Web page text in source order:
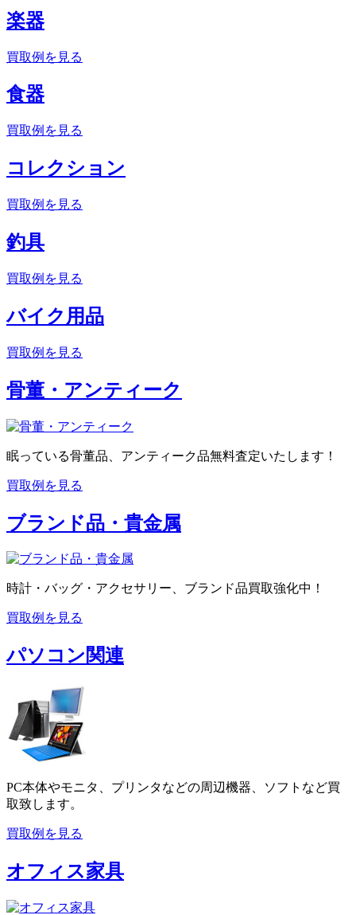
楽器
買取例を見る
食器
買取例を見る
コレクション
買取例を見る
釣具
買取例を見る
バイク用品
買取例を見る
骨董・アンティーク
眠っている骨董品、アンティーク品無料査定いたします！
買取例を見る
ブランド品・貴金属
時計・バッグ・アクセサリー、ブランド品買取強化中！
買取例を見る
パソコン関連
PC本体やモニタ、プリンタなどの周辺機器、ソフトなど買
取致します。
買取例を見る
オフィス家具